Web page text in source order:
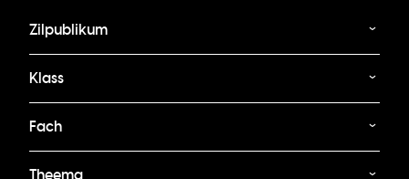
Zilpublikum
Klass
Fach
Theema